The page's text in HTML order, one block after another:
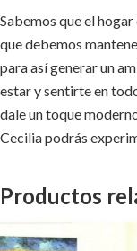
Sabemos que el
que debemos
para así generar un
estar y sentirte en
dale un toque
Cecilia podrás
Productos